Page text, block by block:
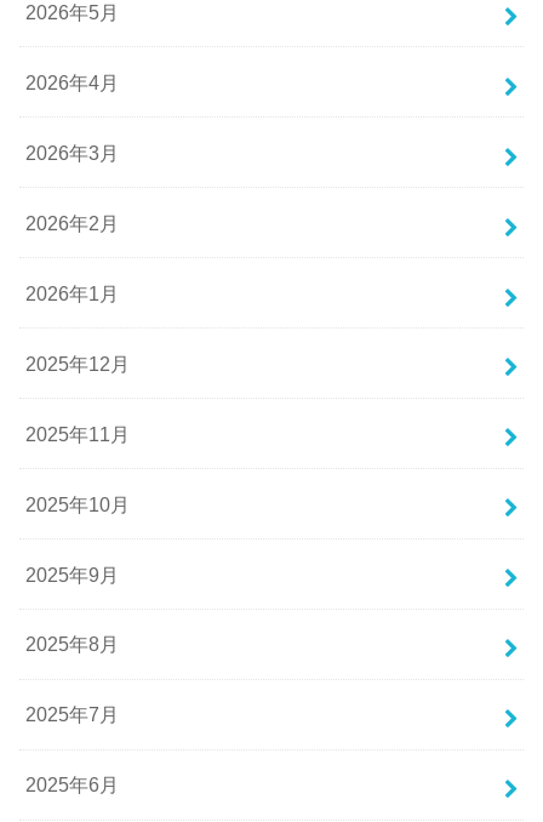
2026年5月
2026年4月
2026年3月
2026年2月
2026年1月
2025年12月
2025年11月
2025年10月
2025年9月
2025年8月
2025年7月
2025年6月